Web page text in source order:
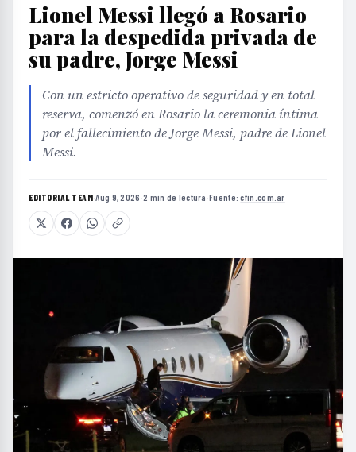
Lionel Messi llegó a Rosario
para la despedida privada de
su padre, Jorge Messi
Con un estricto operativo de seguridad y en total
reserva, comenzó en Rosario la ceremonia íntima
por el fallecimiento de Jorge Messi, padre de Lionel
Messi.
EDITORIAL TEAM·Aug 9, 2026 ·2 min de lectura ·Fuente:cfin.com.ar